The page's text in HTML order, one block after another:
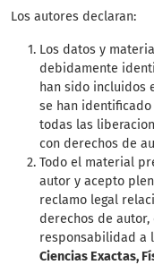
Los autores declaran:
Los datos y
debidamente
han sido incluidos
se han
todas las
con derechos de
Todo el material
autor y acepto
reclamo legal
derechos de
responsabilidad a
Ciencias Exactas,